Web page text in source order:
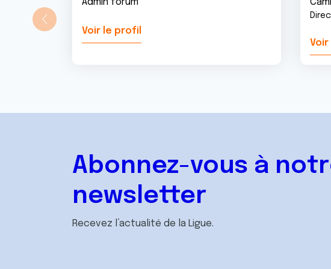
Admin forum
Voir le profil
Voir
Abonnez-vous à
newsletter
Recevez l’actualité de la Ligue.